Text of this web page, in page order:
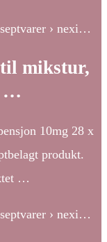
› nexi…
mikstur,
…
10mg 28 x
produkt.
…
› nexi…